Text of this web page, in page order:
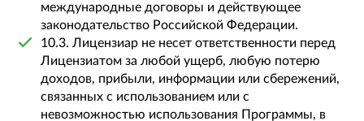
международные договоры и действующее
законодательство Российской Федерации.
10.3. Лицензиар не несет ответственности перед
Лицензиатом за любой ущерб, любую потерю
доходов, прибыли, информации или сбережений,
связанных с использованием или с
невозможностью использования Программы, в